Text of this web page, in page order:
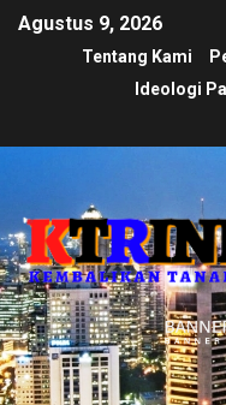
Agustus 9, 2026
Tentang Kami
Ideologi